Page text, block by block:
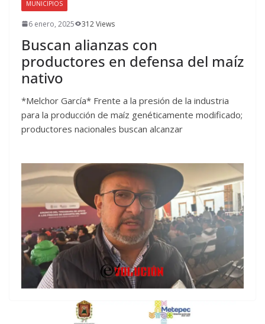
MUNICIPIOS
6 enero, 2025 312 Views
Buscan alianzas con
productores en defensa del maíz
nativo
*Melchor García* Frente a la presión de la industria
para la producción de maíz genéticamente modificado;
productores nacionales buscan alcanzar